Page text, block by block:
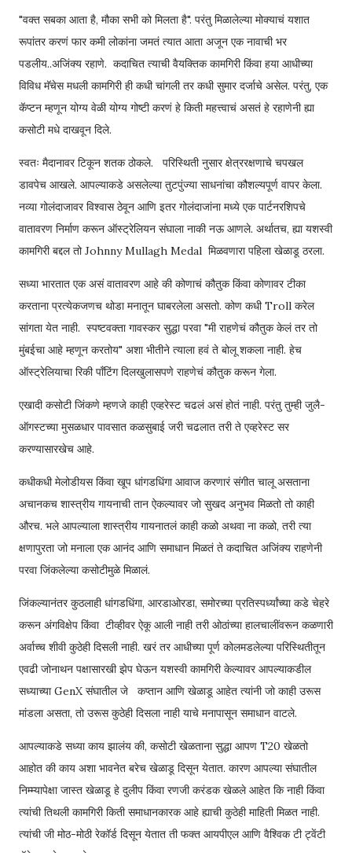
"वक्त सबका आता है, मौका सभी को मिलता है". परंतु मिळालेल्या मोक्याचं यशात
रूपांतर करणं फार कमी लोकांना जमतं त्यात आता अजून एक नावाची भर
पडलीय..अजिंक्य रहाणे. कदाचित त्याची वैयक्तिक कामगिरी किंवा हया आधीच्या
विविध मॅचेस मधली कामगिरी ही कधी चांगली तर कधी सुमार दर्जाचे असेल. परंतु, एक
कॅप्टन म्हणून योग्य वेळी योग्य गोष्टी करणं हे किती महत्त्वाचं असतं हे रहाणेनी ह्या
कसोटी मधे दाखवून दिले.
स्वतः मैदानावर टिकून शतक ठोकले. परिस्थिती नुसार क्षेत्ररक्षणाचे चपखल
डावपेच आखले. आपल्याकडे असलेल्या तुटपुंज्या साधनांचा कौशल्यपूर्ण वापर केला.
नव्या गोलंदाजावर विश्वास ठेवून आणि इतर गोलंदाजांना मध्ये एक पार्टनरशिपचे
वातावरण निर्माण करून ऑस्ट्रेलियन संघाला नाकी नऊ आणले. अर्थातच, ह्या यशस्वी
कामगिरी बद्दल तो Johnny Mullagh Medal मिळवणारा पहिला खेळाडू ठरला.
सध्या भारतात एक असं वातावरण आहे की कोणाचं कौतुक किंवा कोणावर टीका
करताना प्रत्येकजणच थोडा मनातून घाबरलेला असतो. कोण कधी Troll करेल
सांगता येत नाही. स्पष्टवक्ता गावस्कर सुद्धा परवा "मी राहणेचं कौतुक केलं तर तो
मुंबईचा आहे म्हणून करतोय" अशा भीतीने त्याला हवं ते बोलू शकला नाही. हेच
ऑस्ट्रेलियाचा रिकी पॉंटिंग दिलखुलासपणे राहणेचं कौतुक करून गेला.
एखादी कसोटी जिंकणे म्हणजे काही एव्हरेस्ट चढलं असं होतं नाही. परंतु तुम्ही जुलै-
ऑगस्टच्या मुसळधार पावसात कळसुबाई जरी चढलात तरी ते एव्हरेस्ट सर
करण्यासारखेच आहे.
कधीकधी मेलोडीयस किंवा खूप धांगडधिंगा आवाज करणारं संगीत चालू असताना
अचानकच शास्त्रीय गायनाची तान ऐकल्यावर जो सुखद अनुभव मिळतो तो काही
औरच. भले आपल्याला शास्त्रीय गायनातलं काही कळो अथवा ना कळो, तरी त्या
क्षणापुरता जो मनाला एक आनंद आणि समाधान मिळतं ते कदाचित अजिंक्य राहणेनी
परवा जिंकलेल्या कसोटीमुळे मिळालं.
जिंकल्यानंतर कुठलाही धांगडधिंगा, आरडाओरडा, समोरच्या प्रतिस्पर्ध्यांच्या कडे चेहरे
करून अंगविक्षेप किंवा टीव्हीवर ऐकू आली नाही तरी ओठांच्या हालचालींवरून कळणारी
अर्वाच्च शीवी कुठेही दिसली नाही. खरं तर आधीच्या पूर्ण कोलमडलेल्या परिस्थितीतून
एवढी जोनाथन पक्षासारखी झेप घेऊन यशस्वी कामगिरी केल्यावर आपल्याकडील
सध्याच्या GenX संघातील जे कप्तान आणि खेळाडू आहेत त्यांनी जो काही उरूस
मांडला असता, तो उरूस कुठेही दिसला नाही याचे मनापासून समाधान वाटले.
आपल्याकडे सध्या काय झालंय की, कसोटी खेळताना सुद्धा आपण T20 खेळतो
आहोत की काय अशा भावनेत बरेच खेळाडू दिसून येतात. कारण आपल्या संघातील
निम्म्यापेक्षा जास्त खेळाडू हे दुलीप किंवा रणजी करंडक खेळले आहेत कि नाही किंवा
त्यांची तिथली कामगिरी किती समाधानकारक आहे ह्याची कुठेही माहिती मिळत नाही.
त्यांची जी मोठ-मोठी रेकॉर्ड दिसून येतात ती फक्त आयपीएल आणि वैश्विक टी ट्वेंटी